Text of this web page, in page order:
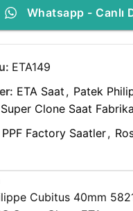
Whatsapp - Canlı
ETA149
ETA Saat , Patek
Super Clone Saat
PPF Factory Saatler,
Cubitus 40mm